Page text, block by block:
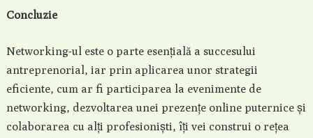
Concluzie
Networking-ul este o parte esențială a succesului
antreprenorial, iar prin aplicarea unor strategii
eficiente, cum ar fi participarea la evenimente de
networking, dezvoltarea unei prezențe online puternice și
colaborarea cu alți profesioniști, îți vei construi o rețea